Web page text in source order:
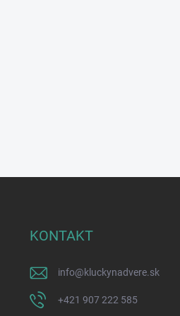
KONTAKT
info@kluckynadvere.sk
+421 907 222 585